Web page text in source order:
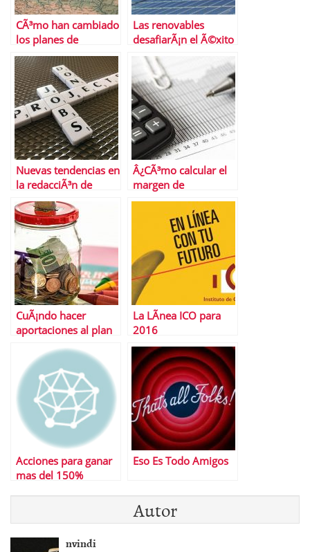
CÃ³mo han cambiado
los planes de
transporte en
Semana Santa las
restricciones
Las renovables
desafiarÃ¡n el Ã©xito
del gas natural a
largo plazo
Nuevas tendencias en
la redacciÃ³n de
curriculums que
debes conocer
Â¿CÃ³mo calcular el
margen de
contribuciÃ³n?
CuÃ¡ndo hacer
aportaciones al plan
La LÃ­nea ICO para
2016
Acciones para ganar
mas del 150%
Eso Es Todo Amigos
Autor
nvindi